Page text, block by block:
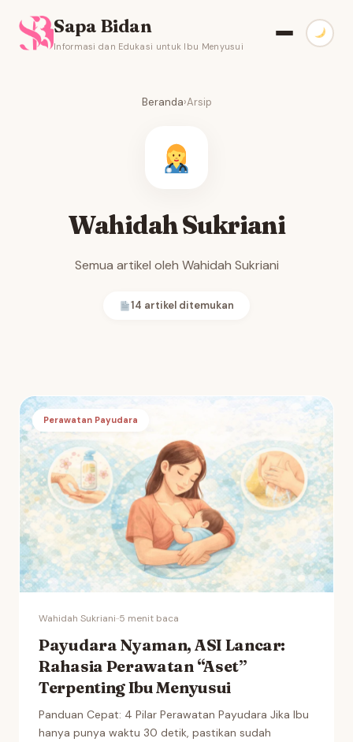
Sapa Bidan
Informasi dan Edukasi untuk Ibu Menyusui
Beranda›Arsip
Wahidah Sukriani
Semua artikel oleh Wahidah Sukriani
14 artikel ditemukan
Perawatan Payudara
Wahidah Sukriani··5 menit baca
Payudara Nyaman, ASI Lancar:
Rahasia Perawatan “Aset”
Terpenting Ibu Menyusui
Panduan Cepat: 4 Pilar Perawatan Payudara Jika Ibu
hanya punya waktu 30 detik, pastikan sudah